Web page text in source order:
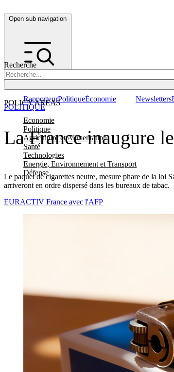
Open sub navigation
Recherche
POLICY AREAS
Economie
Politique
Agriculture et Alimentation
Santé
Technologies
Energie, Environnement et Transport
Défense
RapporteurPolitiqueÉconomie Newsletters
La France inaugure
Le paquet de cigarettes neutre, mesure phare de la loi
arriveront en ordre dispersé dans les bureaux de tabac.
POLITIQUE
EURACTIV France avec l'AFP